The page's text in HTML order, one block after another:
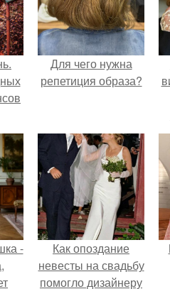
Для чего нужна
репетиция образа?
-
Как опоздание
невесты на свадьбу
помогло дизайнеру